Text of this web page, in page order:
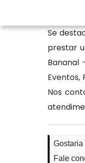
Se
prestar
Bananal
Nos
Fale